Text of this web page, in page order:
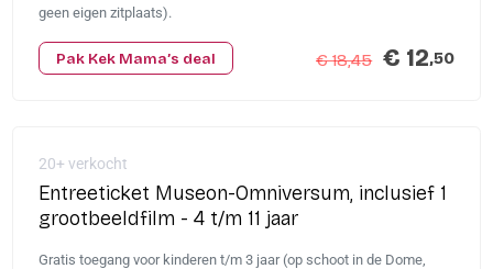
geen eigen zitplaats).
€ 18,45 € 12,50
Pak Kek Mama’s deal
20+ verkocht
Entreeticket Museon-Omniversum, inclusief 1
grootbeeldfilm - 4 t/m 11 jaar
Gratis toegang voor kinderen t/m 3 jaar (op schoot in de Dome,